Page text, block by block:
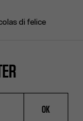
di felice
OK